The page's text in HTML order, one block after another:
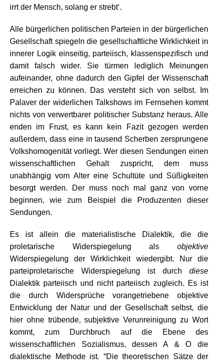
irrt der Mensch, solang er strebt‘.
Alle bürgerlichen politischen Parteien in der bürgerlichen
Gesellschaft spiegeln die gesellschaftliche Wirklichkeit in
innerer Logik einseitig, parteiisch, klassenspezifisch und
damit falsch wider. Sie türmen lediglich Meinungen
aufeinander, ohne dadurch den Gipfel der Wissenschaft
erreichen zu können. Das versteht sich von selbst. Im
Palaver der widerlichen Talkshows im Fernsehen kommt
nichts von verwertbarer politischer Substanz heraus. Alle
enden im Frust, es kann kein Fazit gezogen werden
außerdem, dass eine in tausend Scherben zersprungene
Volkshomogenität vorliegt. Wer diesen Sendungen einen
wissenschaftlichen Gehalt zuspricht, dem muss
unabhängig vom Alter eine Schultüte und Süßigkeiten
besorgt werden. Der muss noch mal ganz von vorne
beginnen, wie zum Beispiel die Produzenten dieser
Sendungen.
Es ist allein die materialistische Dialektik, die die
proletarische Widerspiegelung als objektive
Widerspiegelung der Wirklichkeit wiedergibt. Nur die
parteiproletarische Widerspiegelung ist durch diese
Dialektik parteiisch und nicht parteiisch zugleich. Es ist
die durch Widersprüche vorangetriebene objektive
Entwicklung der Natur und der Gesellschaft selbst, die
hier ohne trübende, subjektive Verunreinigung zu Wort
kommt, zum Durchbruch auf die Ebene des
wissenschaftlichen Sozialismus, dessen A & O die
dialektische Methode ist. “Die theoretischen Sätze der